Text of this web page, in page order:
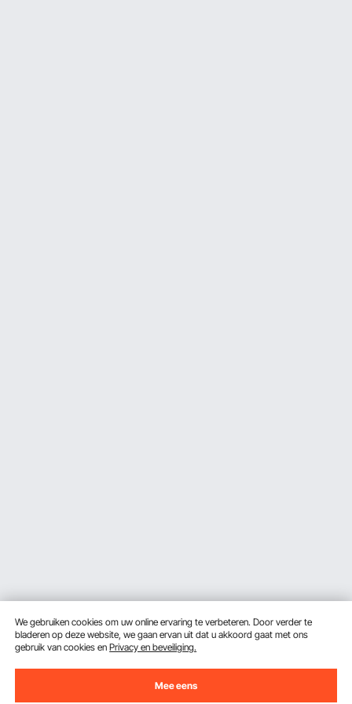
We gebruiken cookies om uw online ervaring te verbeteren. Door verder te
bladeren op deze website, we gaan ervan uit dat u akkoord gaat met ons
gebruik van cookies enPrivacy en beveiliging.
Mee eens